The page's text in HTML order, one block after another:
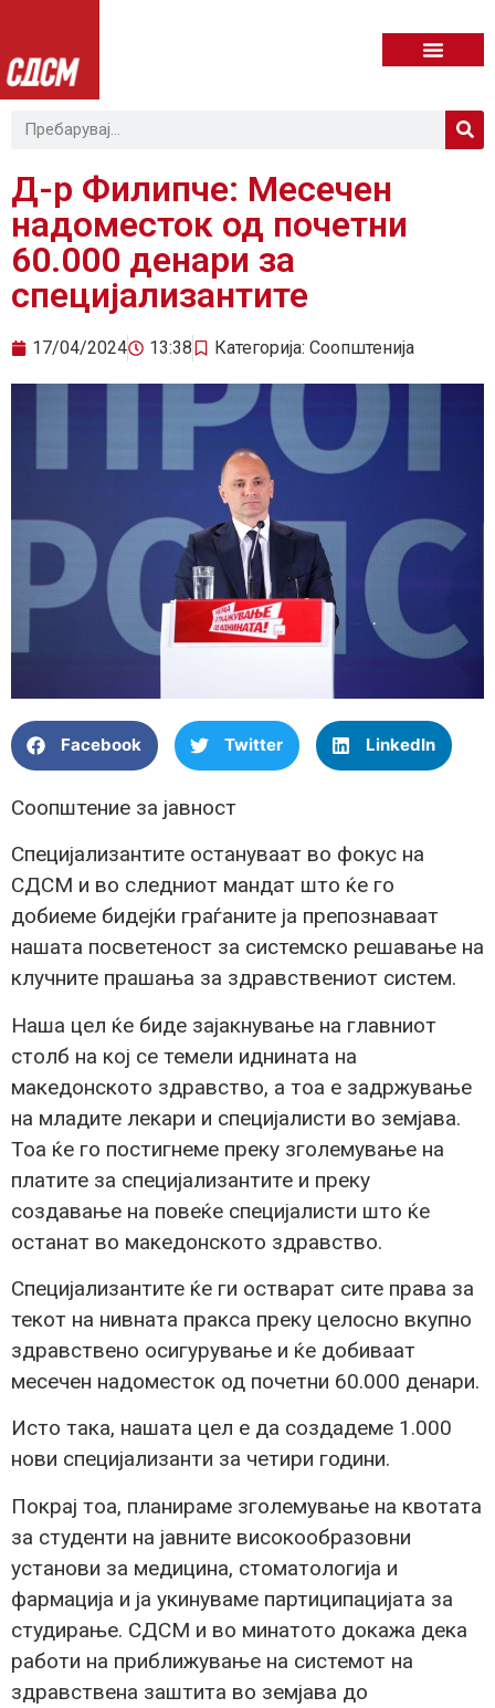
Д-р Филипче: Месечен
надоместок од почетни
60.000 денари за
специјализантите
17/04/2024 13:38 Категорија: Соопштенија
Facebook Twitter LinkedIn
Соопштение за јавност
Специјализантите остануваат во фокус на
СДСМ и во следниот мандат што ќе го
добиеме бидејќи граѓаните ја препознаваат
нашата посветеност за системско решавање на
клучните прашања за здравствениот систем.
Наша цел ќе биде зајакнување на главниот
столб на кој се темели иднината на
македонското здравство, а тоа е задржување
на младите лекари и специјалисти во земјава.
Тоа ќе го постигнеме преку зголемување на
платите за специјализантите и преку
создавање на повеќе специјалисти што ќе
останат во македонското здравство.
Специјализантите ќе ги остварат сите права за
текот на нивната пракса преку целосно вкупно
здравствено осигурување и ќе добиваат
месечен надоместок од почетни 60.000 денари.
Исто така, нашата цел е да создадеме 1.000
нови специјализанти за четири години.
Покрај тоа, планираме зголемување на квотата
за студенти на јавните високообразовни
установи за медицина, стоматологија и
фармација и ја укинуваме партиципацијата за
студирање. СДСМ и во минатото докажа дека
работи на приближување на системот на
здравствена заштита во земјава до